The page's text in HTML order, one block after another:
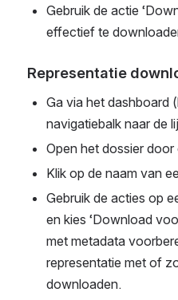
Gebruik de actie
effectief te
Representatie
Ga via het dashboard
navigatiebalk naar de
Open het dossier
Klik op de naam van
Gebruik de acties op
en kies ‘Download
met metadata
representatie met of
downloaden.